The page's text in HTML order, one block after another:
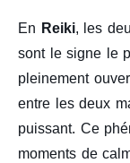
En Reiki, les
sont le signe le
pleinement
entre les deux
puissant. Ce
moments de